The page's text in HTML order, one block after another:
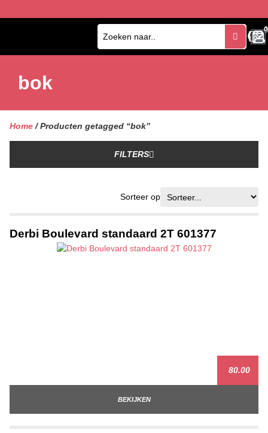
0
0
bok
Home / Producten getagged “bok”
FILTERS
Sorteer op
Derbi Boulevard standaard 2T 601377
80.00
BEKIJKEN